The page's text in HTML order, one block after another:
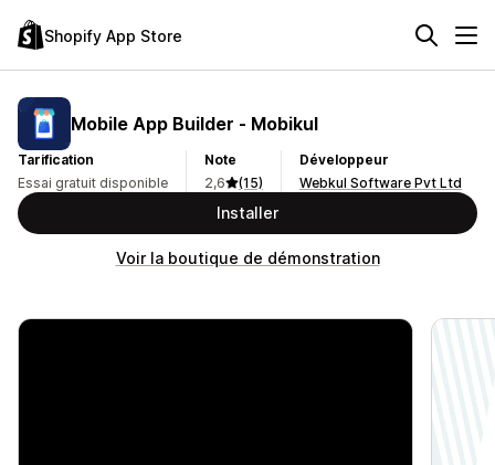
Shopify App Store
Mobile App Builder ‑ Mobikul
Tarification
Essai gratuit disponible
Note
2,6
(15)
Développeur
Webkul Software Pvt Ltd
Installer
Voir la boutique de démonstration